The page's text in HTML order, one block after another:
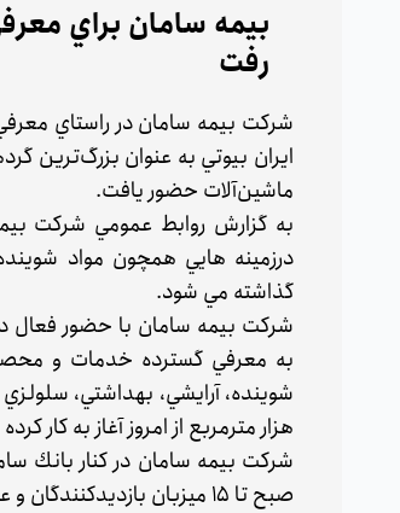
بيمه سامان براي
رفت
شركت بيمه سامان در راستاي
ايران بيوتي به عنوان بزرگ‌ترين
ماشين‌آلات حضور يافت.
به گزارش روابط عمومي شركت
درزمينه هايي همچون مواد
گذاشته مي شود.
شركت بيمه سامان با حضور فعال
به معرفي گسترده خدمات و
هزار مترمربع از امروز آغاز به كار
صبح تا ۱۵ ميزبان بازديدكنندگان و علاقه مندان است.